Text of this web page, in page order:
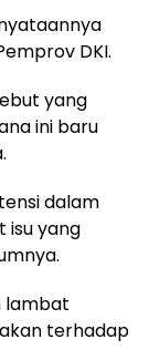
DKI.
yang
ini baru
dalam
isu yang
lambat
terhadap